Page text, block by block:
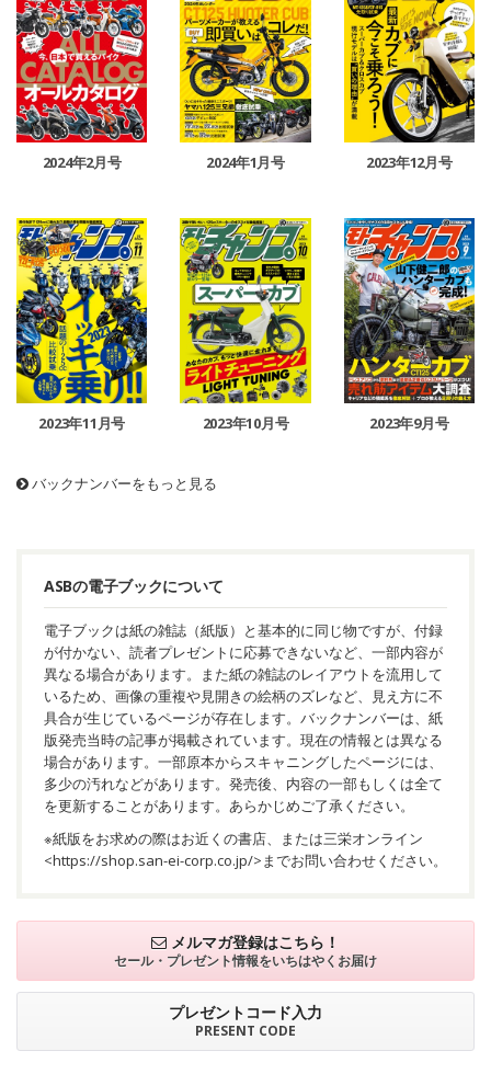
2024年2月号 2024年1月号 2023年12月号
2023年11月号 2023年10月号 2023年9月号
バックナンバーをもっと見る
ASBの電子ブックについて
電子ブックは紙の雑誌（紙版）と基本的に同じ物ですが、付録
が付かない、読者プレゼントに応募できないなど、一部内容が
異なる場合があります。また紙の雑誌のレイアウトを流用して
いるため、画像の重複や見開きの絵柄のズレなど、見え方に不
具合が生じているページが存在します。バックナンバーは、紙
版発売当時の記事が掲載されています。現在の情報とは異なる
場合があります。一部原本からスキャニングしたページには、
多少の汚れなどがあります。発売後、内容の一部もしくは全て
を更新することがあります。あらかじめご了承ください。
※紙版をお求めの際はお近くの書店、または三栄オンライン
<https://shop.san-ei-corp.co.jp/>までお問い合わせください。
メルマガ登録はこちら！
セール・プレゼント情報をいちはやくお届け
プレゼントコード入力
PRESENT CODE